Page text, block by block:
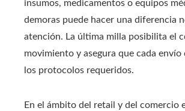
insumos, medicamentos o equipos
demoras puede hacer una diferencia
atención. La última milla posibilita el
movimiento y asegura que cada envío
los protocolos requeridos.
En el ámbito del retail y del comercio